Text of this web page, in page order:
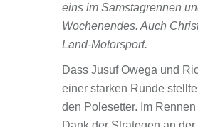
eins im Samstagrennen
Wochenendes. Auch
Land-Motorsport.
Dass Jusuf Owega und
einer starken Runde
den Polesetter. Im